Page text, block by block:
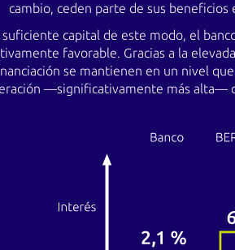
cambio, ceden parte de sus
capital de este modo, el
favorable. Gracias a la
se mantienen en un nivel
—significativamente más alta—